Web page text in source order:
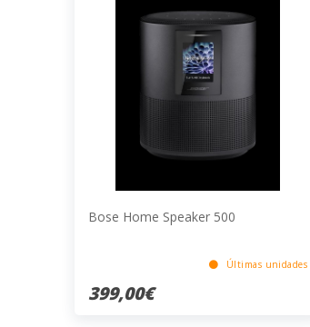
Bose Home Speaker 500
Últimas unidades
399,00€